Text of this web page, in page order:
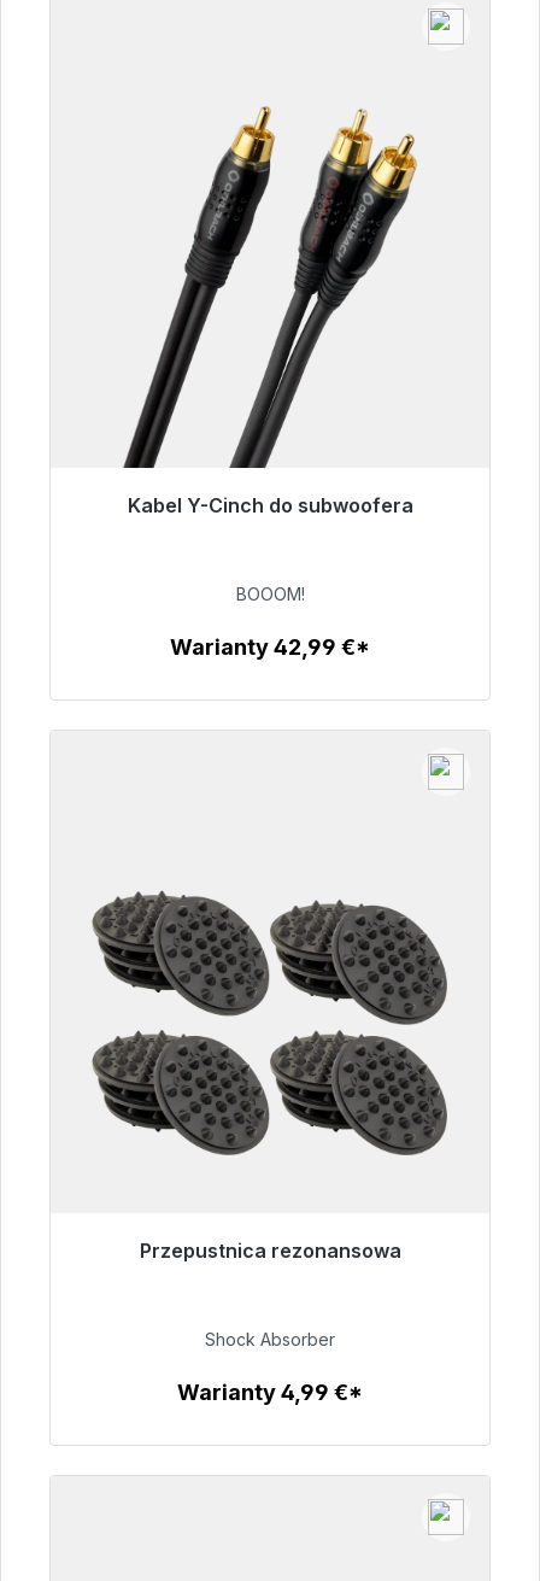
Kabel Y-Cinch do subwoofera
Gotowy do natychmiastowej wysyłki, czas
53,49 €
BOOOM!
Warianty 42,99 €*
Przepustnica rezonansowa
Gotowy do natychmiastowej wysyłki, czas
54,99 €
Shock Absorber
Warianty 4,99 €*